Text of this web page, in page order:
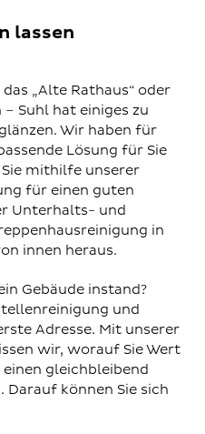
lassen
„Alte Rathaus“ oder
Suhl hat einiges zu
Wir haben für
Lösung für Sie
mithilfe unserer
für einen guten
Unterhalts- und
in
innen heraus.
Gebäude instand?
und
Adresse. Mit unserer
wir, worauf Sie Wert
gleichbleibend
können Sie sich